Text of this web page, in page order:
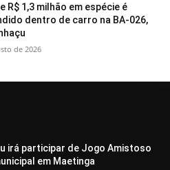
R$ 1,3 milhão em espécie é
dentro de carro na BA-026,
de 2026
irá participar de Jogo Amistoso
em Maetinga